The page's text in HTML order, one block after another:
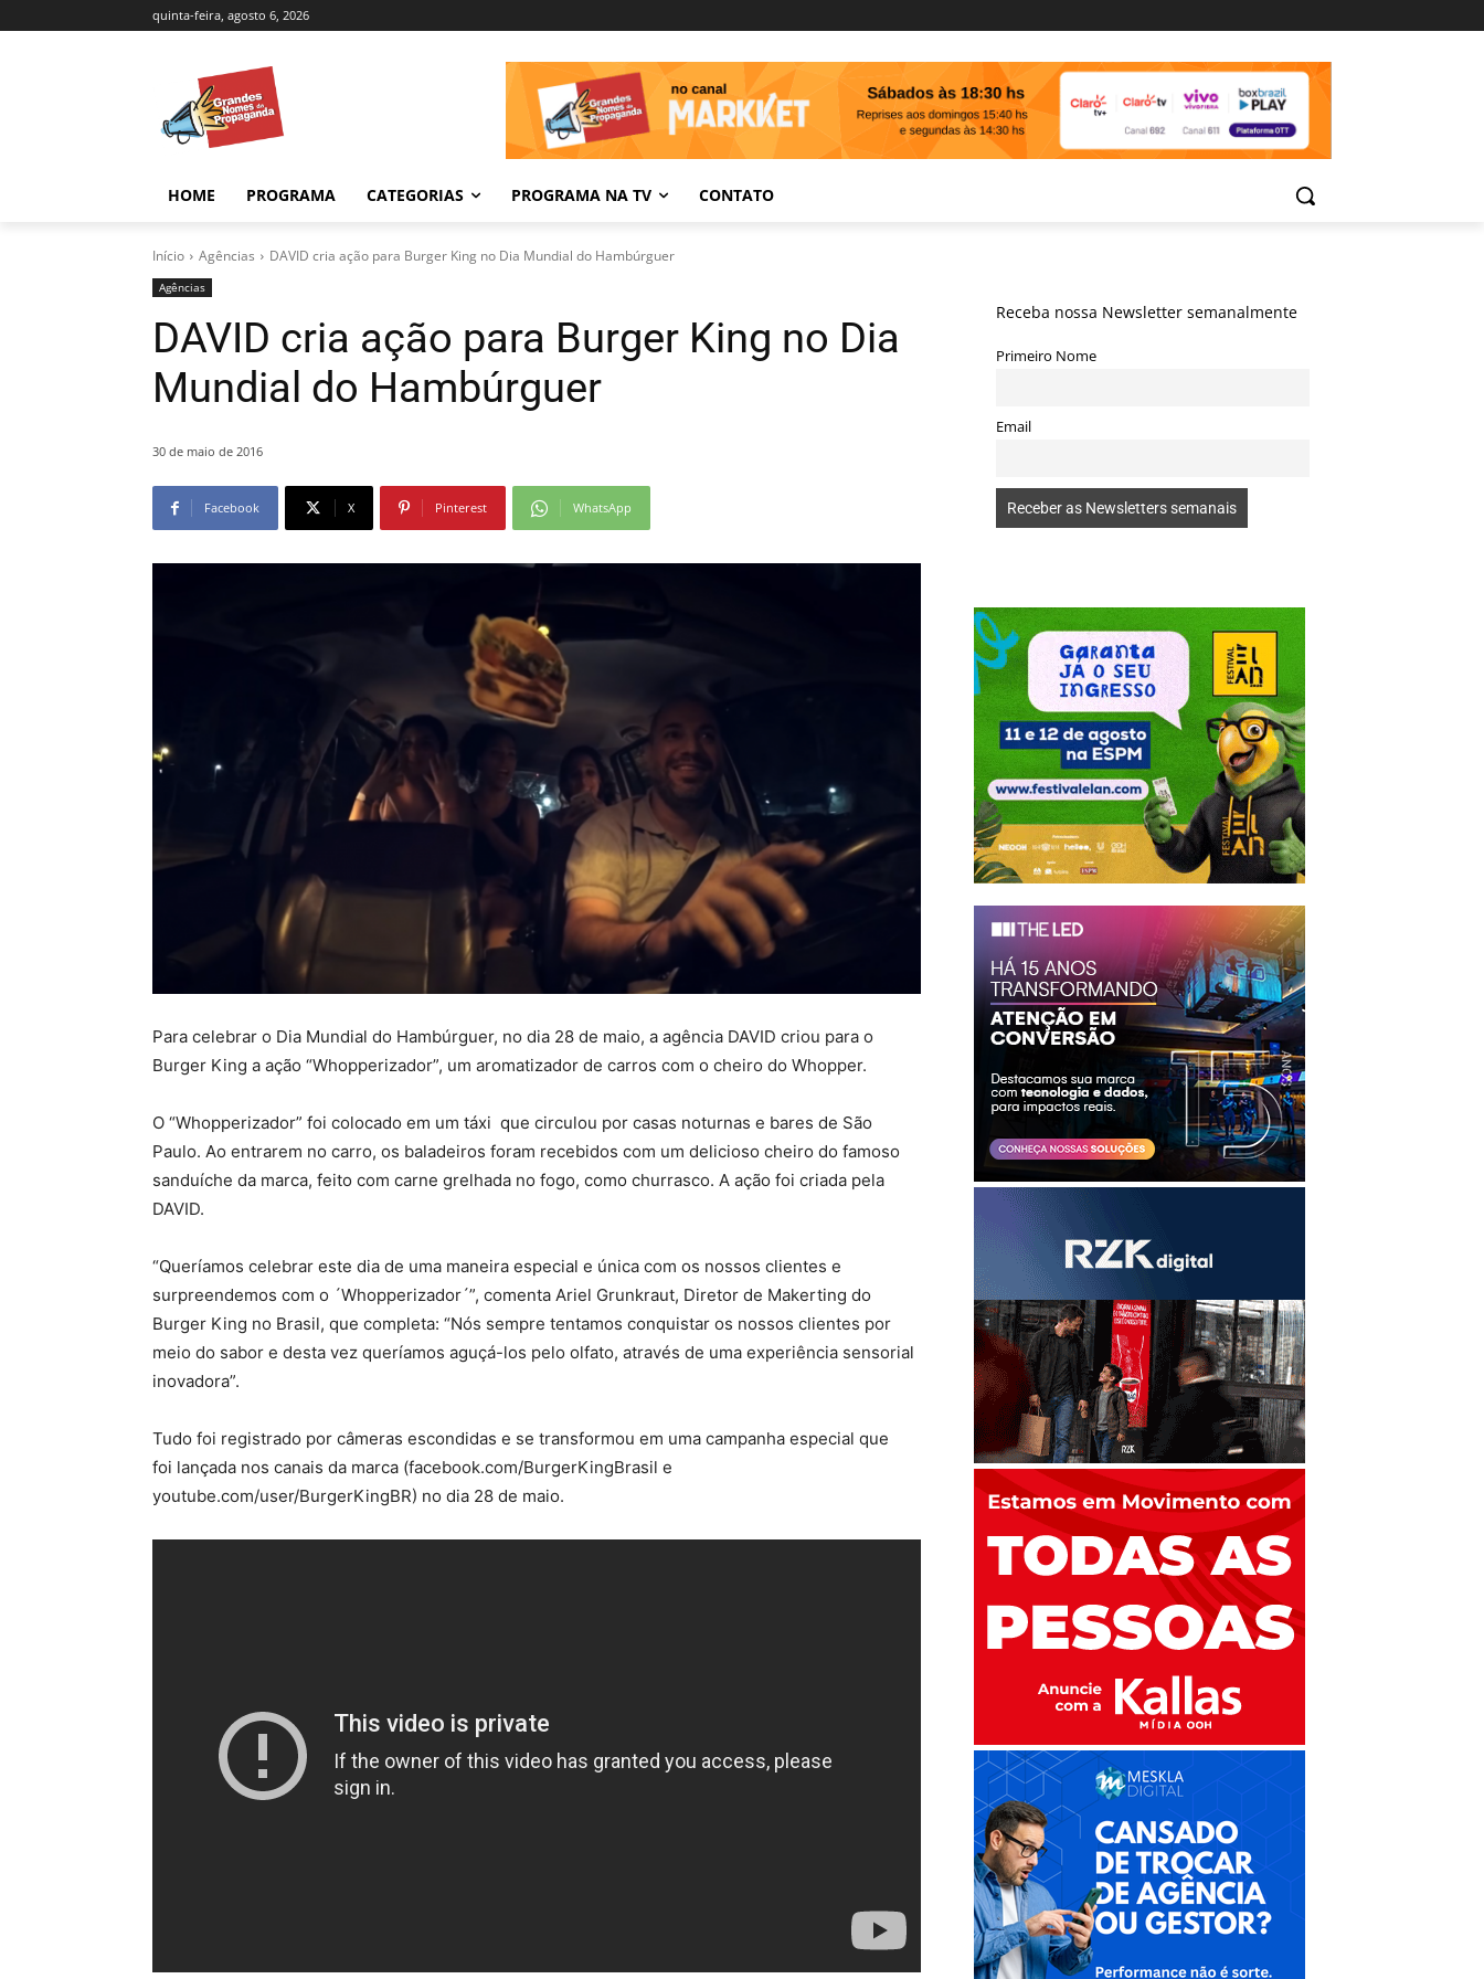
quinta-feira, agosto 6, 2026
HOME PROGRAMA CATEGORIAS PROGRAMA NA TV CONTATO
Início Agências DAVID cria ação para Burger King no Dia Mundial do Hambúrguer
Agências
DAVID cria ação para Burger King no Dia
Mundial do Hambúrguer
30 de maio de 2016
Facebook X Pinterest WhatsApp
Para celebrar o Dia Mundial do Hambúrguer, no dia 28 de maio, a agência DAVID criou para o
Burger King a ação “Whopperizador”, um aromatizador de carros com o cheiro do Whopper.
O “Whopperizador” foi colocado em um táxi que circulou por casas noturnas e bares de São
Paulo. Ao entrarem no carro, os baladeiros foram recebidos com um delicioso cheiro do famoso
sanduíche da marca, feito com carne grelhada no fogo, como churrasco. A ação foi criada pela
DAVID.
“Queríamos celebrar este dia de uma maneira especial e única com os nossos clientes e
surpreendemos com o ´Whopperizador´”, comenta Ariel Grunkraut, Diretor de Makerting do
Burger King no Brasil, que completa: “Nós sempre tentamos conquistar os nossos clientes por
meio do sabor e desta vez queríamos aguçá-los pelo olfato, através de uma experiência sensorial
inovadora”.
Tudo foi registrado por câmeras escondidas e se transformou em uma campanha especial que
foi lançada nos canais da marca (facebook.com/BurgerKingBrasil e
youtube.com/user/BurgerKingBR) no dia 28 de maio.
Receba nossa Newsletter semanalmente
Primeiro Nome
Email